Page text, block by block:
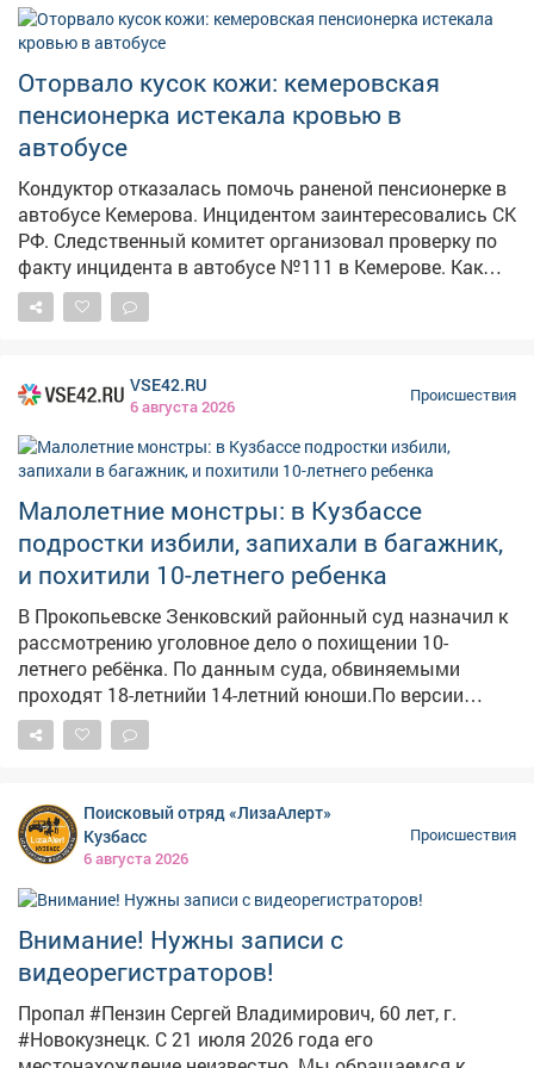
Оторвало кусок кожи: кемеровская
пенсионерка истекала кровью в
автобусе
Кондуктор отказалась помочь раненой пенсионерке в
автобусе Кемерова. Инцидентом заинтересовались СК
РФ. Следственный комитет организовал проверку по
факту инцидента в автобусе №111 в Кемерове. Как
сообщает Информационный центр СК России, 4
августа около 10:35 дверь автобуса зажала руку
спичечный коробок иначалось сильное кровотечение.
Пассажиры попросили кондуктора дать аптечку и
остановить автобус у травмпункта, но, по их данным,
получили грубый отказ. Кондуктор якобы заявила, что
в случившемся виноваты сами пассажиры. Людям
пришлось самостоятельно перевязывать рану
подручными средствами – даже бинта им не дали.
Председатель Следственного комитета Александр
Бастрыкин поручил и.о. руководителя кузбасского
управления Александру Кустову доложить о
результатах проверки. Исполнение поручения
поставлено на контроль в центральном аппарате
VSE42.RU
6 августа 2026
Происшествия
Малолетние монстры: в Кузбассе
подростки избили, запихали в багажник,
и похитили 10-летнего ребенка
В Прокопьевске Зенковский районный суд назначил к
рассмотрению уголовное дело о похищении 10-
летнего ребёнка. По данным суда, обвиняемыми
проходят 18-летнийи 14-летний юноши.По версии
следствия, они совместно применили силу к мальчику,
заставили его залезть в багажник автомобиля ВАЗ и
веревкой, после чего вынесли на улицу, – сообщает
Объединенный пресс-центр судов Кемеровской
области. Однако мальчику удалось самостоятельно
заседание назначено на 19 августа. Одному
обвиняемомупродлили меру пресечения в виде
запрета определённых действий до 30 января 2027
года. Второму фигуранту оставили подписку о
невыезде. Это не единственный случай в регионе,
связанный с похищением ребенка. Ранее редакция
VSE42.ru сообщала о жуткой истории, гдетрое
Поисковый отряд «ЛизаАлерт»
Кузбасс
6 августа 2026
Происшествия
Внимание! Нужны записи с
видеорегистраторов!
Пропал #Пензин Сергей Владимирович, 60 лет, г.
#Новокузнецк. С 21 июля 2026 года его